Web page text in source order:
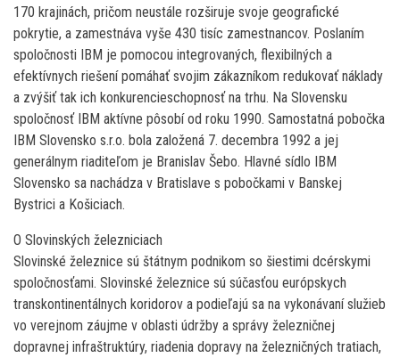
170 krajinách, pričom neustále rozširuje svoje geografické
pokrytie, a zamestnáva vyše 430 tisíc zamestnancov. Poslaním
spoločnosti IBM je pomocou integrovaných, flexibilných a
efektívnych riešení pomáhať svojim zákazníkom redukovať náklady
a zvýšiť tak ich konkurencieschopnosť na trhu. Na Slovensku
spoločnosť IBM aktívne pôsobí od roku 1990. Samostatná pobočka
IBM Slovensko s.r.o. bola založená 7. decembra 1992 a jej
generálnym riaditeľom je Branislav Šebo. Hlavné sídlo IBM
Slovensko sa nachádza v Bratislave s pobočkami v Banskej
Bystrici a Košiciach.
O Slovinských železniciach
Slovinské železnice sú štátnym podnikom so šiestimi dcérskymi
spoločnosťami. Slovinské železnice sú súčasťou európskych
transkontinentálnych koridorov a podieľajú sa na vykonávaní služieb
vo verejnom záujme v oblasti údržby a správy železničnej
dopravnej infraštruktúry, riadenia dopravy na železničných tratiach,